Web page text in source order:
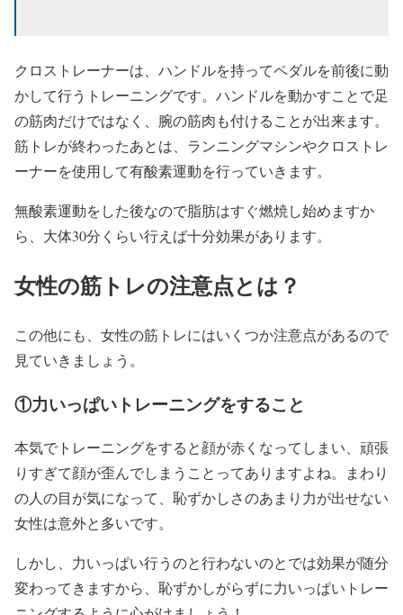
クロストレーナーは、ハンドルを持ってペダルを前後に動
かして行うトレーニングです。ハンドルを動かすことで足
の筋肉だけではなく、腕の筋肉も付けることが出来ます。
筋トレが終わったあとは、ランニングマシンやクロストレ
ーナーを使用して有酸素運動を行っていきます。
無酸素運動をした後なので脂肪はすぐ燃焼し始めますか
ら、大体30分くらい行えば十分効果があります。
女性の筋トレの注意点とは？
この他にも、女性の筋トレにはいくつか注意点があるので
見ていきましょう。
①力いっぱいトレーニングをすること
本気でトレーニングをすると顔が赤くなってしまい、頑張
りすぎて顔が歪んでしまうことってありますよね。まわり
の人の目が気になって、恥ずかしさのあまり力が出せない
女性は意外と多いです。
しかし、力いっぱい行うのと行わないのとでは効果が随分
変わってきますから、恥ずかしがらずに力いっぱいトレー